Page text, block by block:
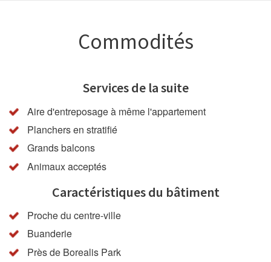
Commodités
Services de la suite
Aire d'entreposage à même l'appartement
Planchers en stratifié
Grands balcons
Animaux acceptés
Caractéristiques du bâtiment
Proche du centre-ville
Buanderie
Près de Borealis Park